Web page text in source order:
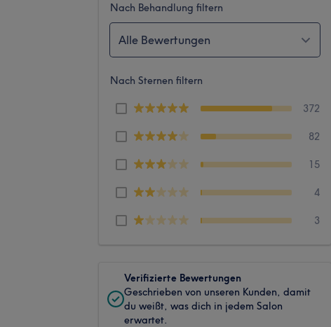
Nach Behandlung filtern
Alle Bewertungen
Nach Sternen filtern
372
82
15
4
3
Verifizierte Bewertungen
Geschrieben von unseren Kunden, damit
du weißt, was dich in jedem Salon
erwartet.